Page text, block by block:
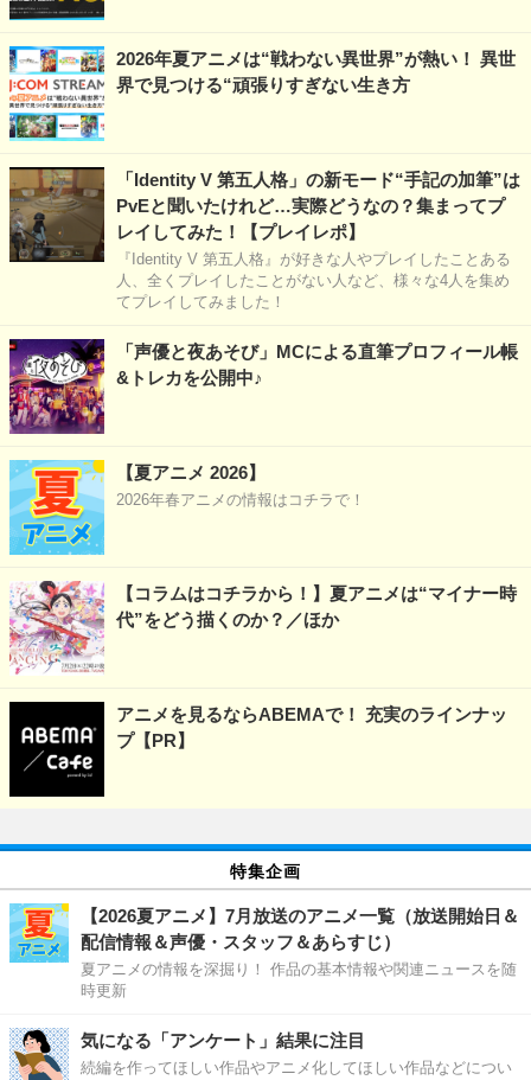
2026年夏アニメは“戦わない異世界”が熱い！ 異世
界で見つける“頑張りすぎない生き方
「Identity V 第五人格」の新モード“手記の加筆”は
PvEと聞いたけれど…実際どうなの？集まってプ
レイしてみた！【プレイレポ】
『Identity V 第五人格』が好きな人やプレイしたことある
人、全くプレイしたことがない人など、様々な4人を集め
てプレイしてみました！
「声優と夜あそび」MCによる直筆プロフィール帳
&トレカを公開中♪
【夏アニメ 2026】
2026年春アニメの情報はコチラで！
【コラムはコチラから！】夏アニメは“マイナー時
代”をどう描くのか？／ほか
アニメを見るならABEMAで！ 充実のラインナッ
プ【PR】
特集企画
【2026夏アニメ】7月放送のアニメ一覧（放送開始日＆
配信情報＆声優・スタッフ＆あらすじ）
夏アニメの情報を深掘り！ 作品の基本情報や関連ニュースを随
時更新
気になる「アンケート」結果に注目
続編を作ってほしい作品やアニメ化してほしい作品などについ